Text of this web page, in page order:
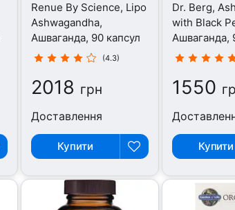
Renue By Science, Lipo
Ashwagandha,
Ашваганда, 90 капсул
(4.3)
2018 грн
Доставлення
Купити
Dr. Berg,
with Black
Ашваганда,
1550
Купити